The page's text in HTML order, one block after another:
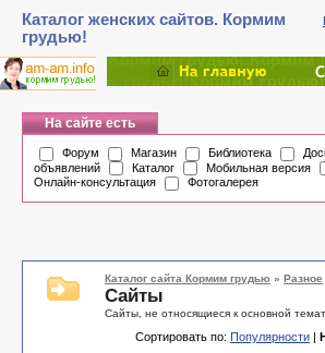
Каталог женских сайтов. Кормим
грудью!
На сайте есть
Форум Магазин Библиотека
объявлений
Каталог
Мобильная версия
Онлайн-консультация
Фотогалерея
Каталог сайта Кормим грудью » Разное
Сайты
Сайты, не относящиеся к основной
Сортировать по: Популярности |